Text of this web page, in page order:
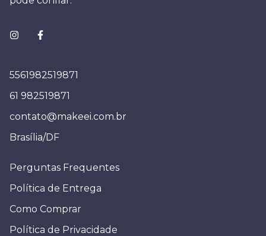
5561982519871
61 982519871
contato@makeei.com.br
Brasília/DF
Perguntas Frequentes
Política de Entrega
Como Comprar
Política de Privacidade